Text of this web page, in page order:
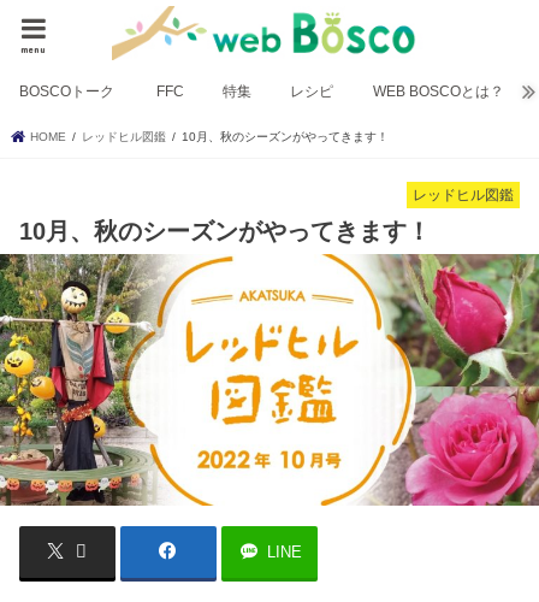
menu
BOSCOトーク FFC 特集 レシピ WEB BOSCOとは？
HOME レッドヒル図鑑 10月、秋のシーズンがやってきます！
レッドヒル図鑑
10月、秋のシーズンがやってきます！
LINE